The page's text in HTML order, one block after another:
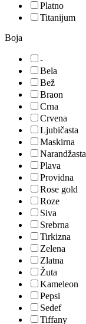
Platno
Titanijum
Boja
-
Bela
Bež
Braon
Crna
Crvena
Ljubičasta
Maskirna
Narandžasta
Plava
Providna
Rose gold
Roze
Siva
Srebrna
Tirkizna
Zelena
Zlatna
Žuta
Kameleon
Pepsi
Sedef
Tiffany